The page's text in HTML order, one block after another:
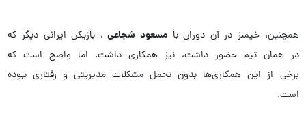
همچنین، خیمنز در آن دوران با مسعود شجاعی ، بازیکن ایرانی دیگر که
در همان تیم حضور داشت، نیز همکاری داشت. اما واضح است که
برخی از این همکاری‌ها بدون تحمل مشکلات مدیریتی و رفتاری نبوده
است.